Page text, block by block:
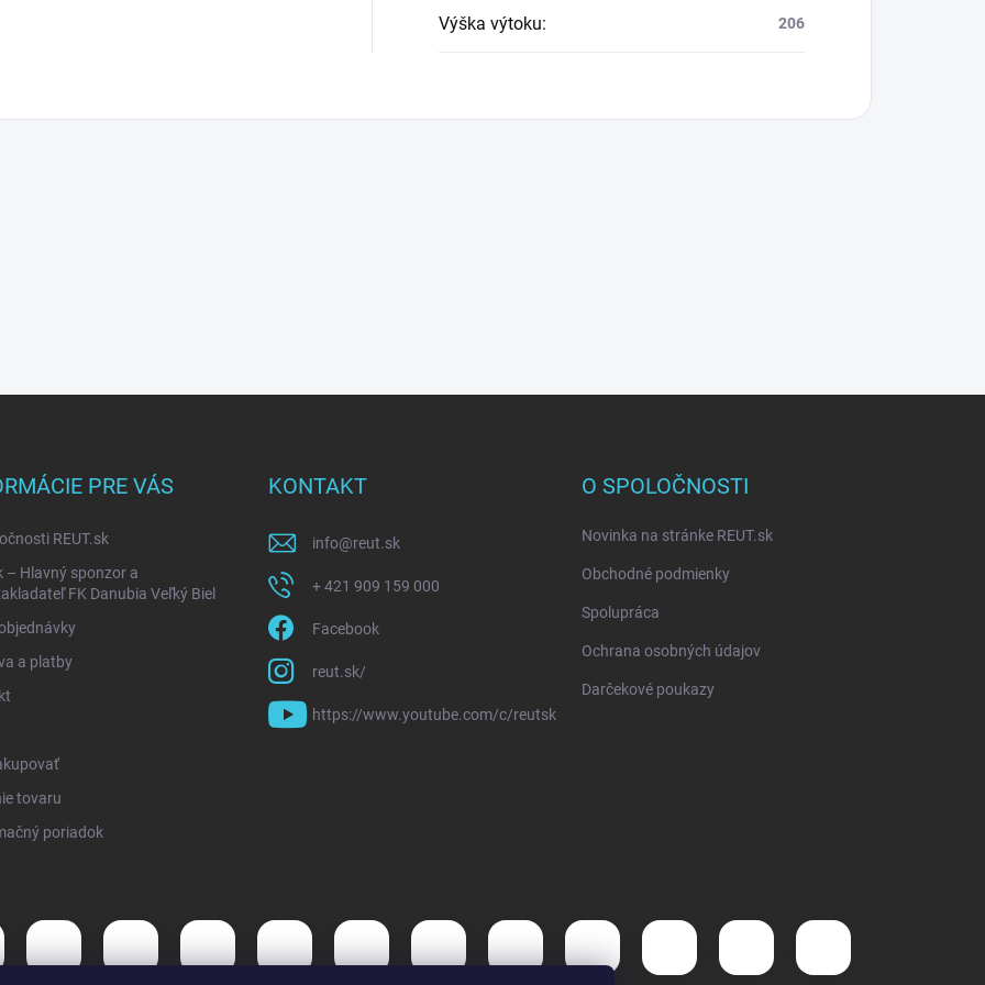
Výška výtoku: 206
PRE VÁS
REUT.sk
– Hlavný sponzor a
FK Danubia Veľký Biel
a platby
tovaru
poriadok
KONTAKT
info@reut.sk
+ 421 909 159 000
Facebook
reut.sk/
https://www.youtube.com/c/reutsk
O SPOLOČNOSTI
Novinka na stránke REUT.sk
Obchodné podmienky
Spolupráca
Ochrana osobných údajov
Darčekové poukazy